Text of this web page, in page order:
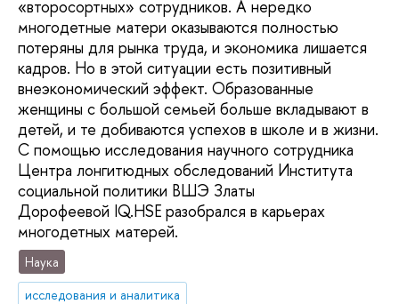
«второсортных» сотрудников. А нередко
многодетные матери оказываются полностью
потеряны для рынка труда, и экономика лишается
кадров. Но в этой ситуации есть позитивный
внеэкономический эффект. Образованные
женщины с большой семьей больше вкладывают в
детей, и те добиваются успехов в школе и в жизни.
С помощью исследования научного сотрудника
Центра лонгитюдных обследований Института
социальной политики ВШЭ Златы
Дорофеевой IQ.HSE разобрался в карьерах
многодетных матерей.
Наука
исследования и аналитика